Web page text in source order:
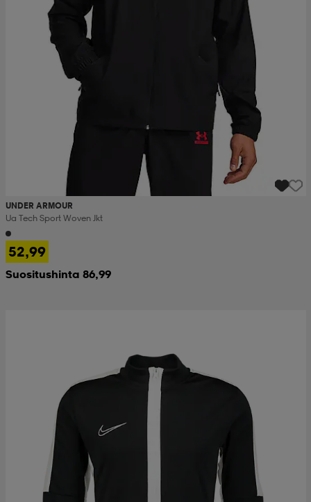
UNDER ARMOUR
Ua Tech Sport Woven Jkt
52,99
Suositushinta 86,99